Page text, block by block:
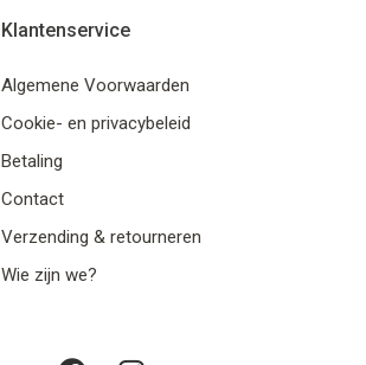
Klantenservice
Algemene Voorwaarden
Cookie- en privacybeleid
Betaling
Contact
Verzending & retourneren
Wie zijn we?